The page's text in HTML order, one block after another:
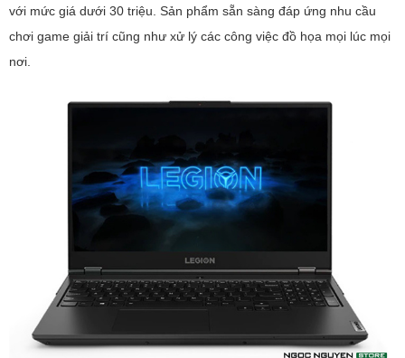
với mức giá dưới 30 triệu. Sản phẩm sẵn sàng đáp ứng nhu cầu
chơi game giải trí cũng như xử lý các công việc đồ họa mọi lúc mọi
nơi.